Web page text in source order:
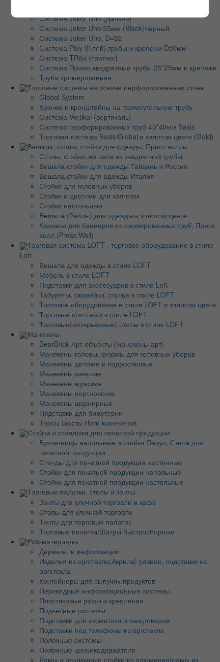
Система Joker Uno (Джокер)
Система Joker Uno 25мм (Black)Черный
Система Joker Uno, D=32
Система Play (Плей),трубы и крепежи D50мм
Система TRitix (тритикс)
Система Примо,квадратные трубы 25*25мм и крепежи
Труба хромированная
Торговые системы на основе перфорированных стоек
Global System
Крючки и кронштейны на прямоугольную трубу
Система Vertikal (вертикаль)
Система перфорированных труб 40*40мм Basis
Торговая система Basis/Global в золотом цвете (Gold)
Вешала, столы, стойки для одежды, Пресс воллы
Столы, стойки, вешала из квадратной трубы
Вешала,стойки для одежды Тайвань и Россия
Вешала,стойки для одежды Италия
Стойки для головных уборов
Стойки и дисплеи для колготок
Стойки настольные
Вешала (Рейлы) для одежды в золотом цвете
Каркасы для баннеров из хромированных труб, Пресс
волл (Press Wall)
Торговая система LOFT , торговое оборудование в стиле
Loft
Вешала для одежды в стиле LOFT
Мебель в стиле LOFT
Подставки для аксессуаров в стиле Loft
Табуреты, скамейки, стулья в стиле LOFT
Торговое оборудование в стиле LOFT в золотом цвете
Торговые стеллажи в стиле LOFT
Торговые(интерьерные) столы в стиле LOFT
Манекены
BearBrick Арт-объекты (манекены арт)
Манекены головы, формы для головных уборов
Манекены детские и подростковые
Манекены женские
Манекены мужские
Манекены портновские
Манекены шарнирные
Подставки для бижутерии
Торсы Бюсты Ноги манекенов
Стойки и стеллажи для печатной продукции
Буклетницы напольные и стойки Парус, Стела для
печатной продукции
Стенды для печатной продукции настенные
Стойки для печатной продукции напольные
Стойки для печатной продукции настольные
Торговые палатки, столы и зонты
Зонты для уличной торговли и кафе
Столы для уличной торговли
Тенты для торговых палаток
Торговые палатки/Шатры быстросборные
Pos-материалы
Держатели информации
Изделия из оргстекла(Акрила) разное, подставки из
оргстекла
Контейнеры для сыпучих продуктов
Перекидные информационные системы
Пластиковые рамы и крепления
Подвесные системы
Подставки для косметики и канцтоваров
Подставки под телефоны из оргстекла
Полочные системы
Полочные ценникодержатели
Рамы и рекламные стойки из алюминия(рамы из